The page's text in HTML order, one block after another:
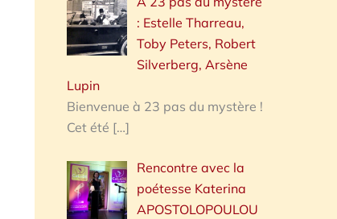
: Estelle Tharreau,
Toby Peters, Robert
Silverberg, Arsène
Lupin
Bienvenue à 23 pas du mystère !
Cet été […]
Rencontre avec la
poétesse Katerina
APOSTOLOPOULOU